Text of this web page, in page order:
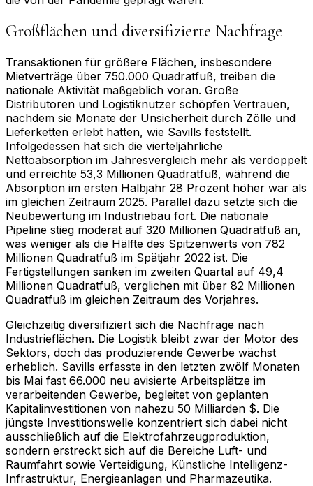
Großflächen und diversifizierte Nachfrage
Transaktionen für größere Flächen, insbesondere
Mietverträge über 750.000 Quadratfuß, treiben die
nationale Aktivität maßgeblich voran. Große
Distributoren und Logistiknutzer schöpfen Vertrauen,
nachdem sie Monate der Unsicherheit durch Zölle und
Lieferketten erlebt hatten, wie Savills feststellt.
Infolgedessen hat sich die vierteljährliche
Nettoabsorption im Jahresvergleich mehr als verdoppelt
und erreichte 53,3 Millionen Quadratfuß, während die
Absorption im ersten Halbjahr 28 Prozent höher war als
im gleichen Zeitraum 2025. Parallel dazu setzte sich die
Neubewertung im Industriebau fort. Die nationale
Pipeline stieg moderat auf 320 Millionen Quadratfuß an,
was weniger als die Hälfte des Spitzenwerts von 782
Millionen Quadratfuß im Spätjahr 2022 ist. Die
Fertigstellungen sanken im zweiten Quartal auf 49,4
Millionen Quadratfuß, verglichen mit über 82 Millionen
Quadratfuß im gleichen Zeitraum des Vorjahres.
Gleichzeitig diversifiziert sich die Nachfrage nach
Industrieflächen. Die Logistik bleibt zwar der Motor des
Sektors, doch das produzierende Gewerbe wächst
erheblich. Savills erfasste in den letzten zwölf Monaten
bis Mai fast 66.000 neu avisierte Arbeitsplätze im
verarbeitenden Gewerbe, begleitet von geplanten
Kapitalinvestitionen von nahezu 50 Milliarden $. Die
jüngste Investitionswelle konzentriert sich dabei nicht
ausschließlich auf die Elektrofahrzeugproduktion,
sondern erstreckt sich auf die Bereiche Luft- und
Raumfahrt sowie Verteidigung, Künstliche Intelligenz-
Infrastruktur, Energieanlagen und Pharmazeutika.